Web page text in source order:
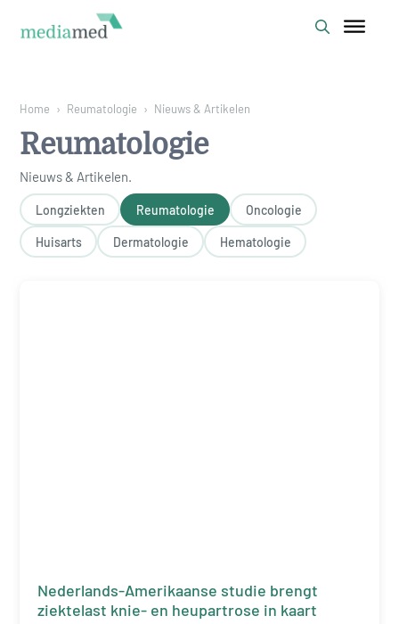
Home › Reumatologie › Nieuws & Artikelen
Reumatologie
Nieuws & Artikelen.
Longziekten Reumatologie Oncologie
Huisarts Dermatologie Hematologie
Nederlands-Amerikaanse studie brengt
ziektelast knie- en heupartrose in kaart